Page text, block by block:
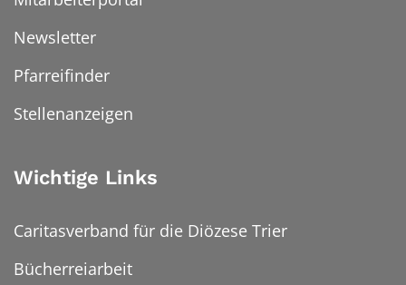
Newsletter
Pfarreifinder
Stellenanzeigen
Wichtige Links
Caritasverband für die Diözese Trier
Bücherreiarbeit